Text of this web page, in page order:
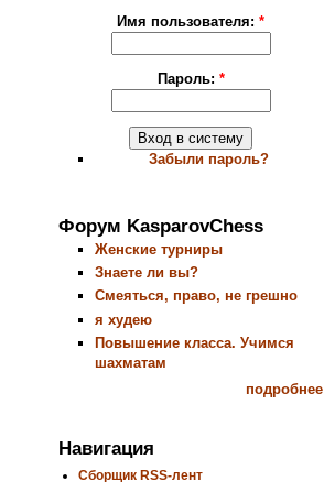
Имя пользователя:*
Пароль: *
Забыли пароль?
Форум KasparovChess
Женские турниры
Знаете ли вы?
Смеяться, право, не грешно
я худею
Повышение класса. Учимся
шахматам
подробнее
Навигация
Сборщик RSS-лент